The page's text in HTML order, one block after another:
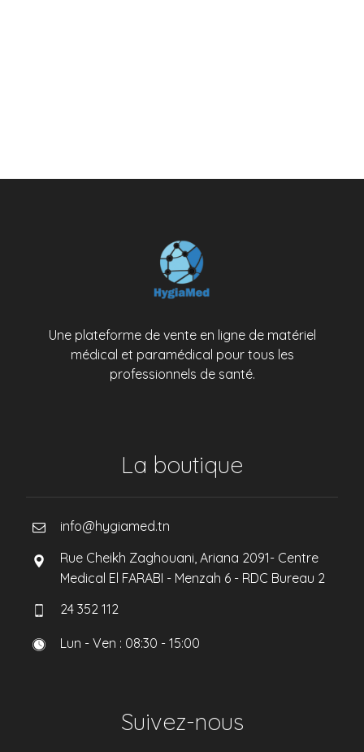
Une plateforme de vente en ligne de matériel
médical et paramédical pour tous les
professionnels de santé.
La boutique
info@hygiamed.tn
Rue Cheikh Zaghouani, Ariana 2091- Centre
Medical El FARABI - Menzah 6 - RDC Bureau 2
24 352 112
Lun - Ven : 08:30 - 15:00
Suivez-nous